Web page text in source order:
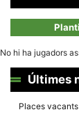
No hi ha jugadors
Últimes
Places